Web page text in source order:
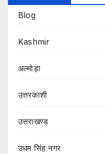
Blog
Kashmir
अल्मोड़ा
उत्तरकाशी
उत्तराखण्ड
उधम सिंह नगर